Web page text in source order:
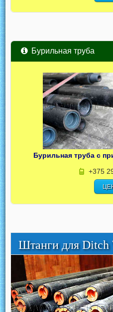
Бурильная труба
Бурильная труба с
+375
Штанги для Ditch